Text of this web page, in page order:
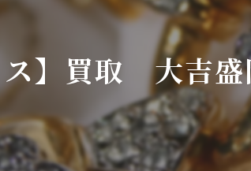
】買取 大吉